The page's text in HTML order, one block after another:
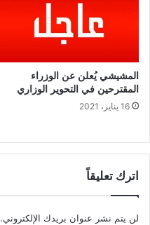
المشيشي يُعلن عن الوزراء
المقترحين في التحوير الوزاري
16 يناير، 2021
اترك تعليقاً
لن يتم نشر عنوان بريدك الإلكتروني.